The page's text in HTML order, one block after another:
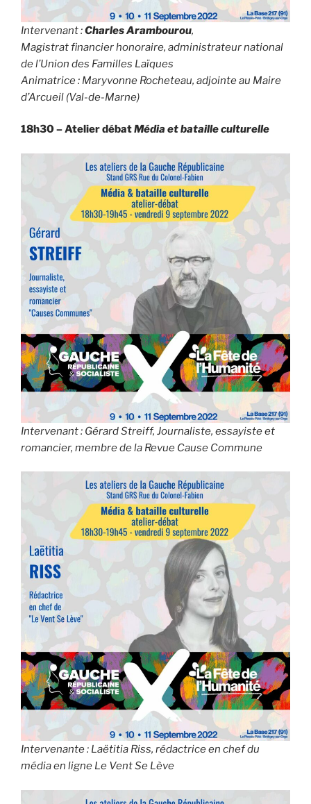
Intervenant :Charles Arambourou,
Magistrat financier honoraire, administrateur national
de l’Union des Familles Laïques
Animatrice : Maryvonne Rocheteau, adjointe au Maire
d’Arcueil (Val-de-Marne)
18h30 – Atelier débatMédia et bataille culturelle
Intervenant : Gérard Streiff, Journaliste, essayiste et
romancier, membre de la Revue Cause Commune
Intervenante : Laëtitia Riss, rédactrice en chef du
média en ligne Le Vent Se Lève